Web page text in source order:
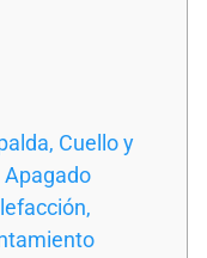
Cuello y
Apagado